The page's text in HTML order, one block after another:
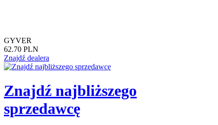
GYVER
62.70 PLN
Znajdź dealera
Znajdź najbliższego
sprzedawcę